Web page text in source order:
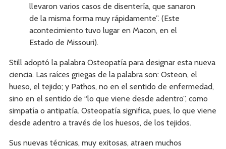
llevaron varios casos de disentería, que sanaron
de la misma forma muy rápidamente”. (Este
acontecimiento tuvo lugar en Macon, en el
Estado de Missouri).
Still adoptó la palabra Osteopatía para designar esta nueva
ciencia. Las raíces griegas de la palabra son: Osteon, el
hueso, el tejido; y Pathos, no en el sentido de enfermedad,
sino en el sentido de “lo que viene desde adentro”, como
simpatía o antipatía. Osteopatía significa, pues, lo que viene
desde adentro a través de los huesos, de los tejidos.
Sus nuevas técnicas, muy exitosas, atraen muchos